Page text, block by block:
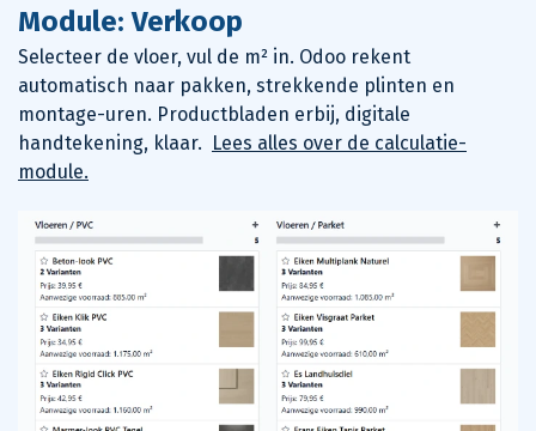
Module: Verkoop
Selecteer de vloer, vul de m² in. Odoo rekent
automatisch naar pakken, strekkende plinten en
montage-uren. Productbladen erbij, digitale
handtekening, klaar. Lees alles over de calculatie-
module.